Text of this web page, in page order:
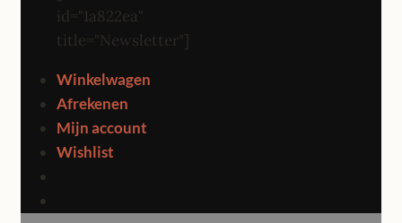
id="1a822ea"
title="Newsletter"]
Winkelwagen
Afrekenen
Mijn account
Wishlist